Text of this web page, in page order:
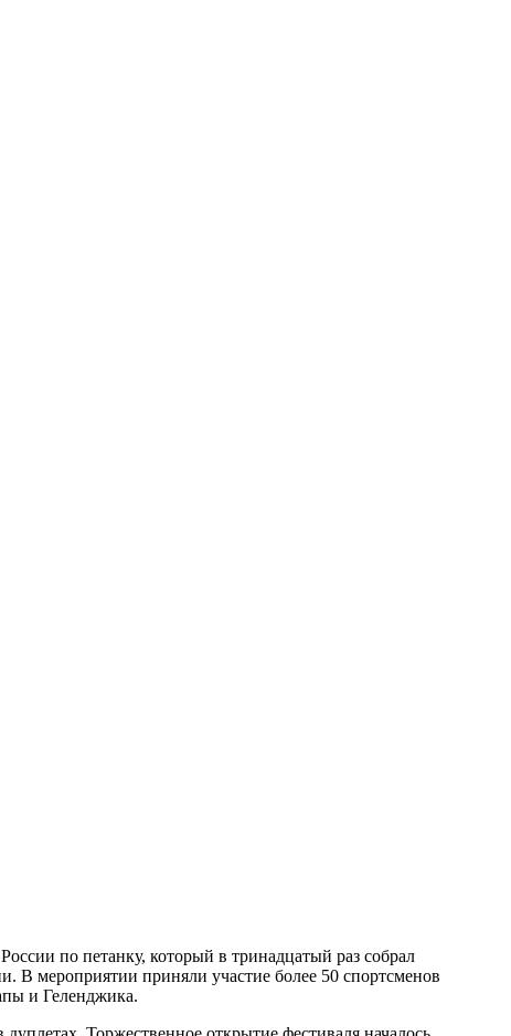
по петанку, который в тринадцатый раз собрал
В мероприятии приняли участие более 50 спортсменов
и Геленджика.